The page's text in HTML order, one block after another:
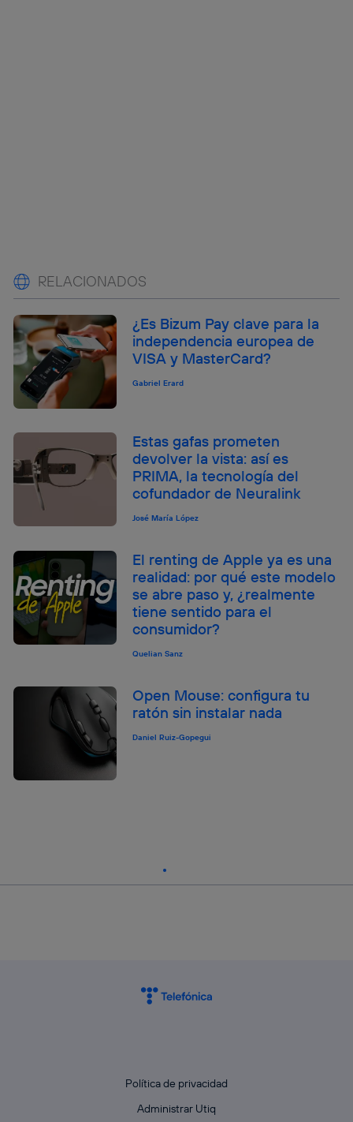
RELACIONADOS
¿Es Bizum Pay clave para la
independencia europea de
VISA y MasterCard?
Gabriel Erard
Estas gafas prometen
devolver la vista: así es
PRIMA, la tecnología del
cofundador de Neuralink
José María López
El renting de Apple ya es una
realidad: por qué este modelo
se abre paso y, ¿realmente
tiene sentido para el
consumidor?
Quelian Sanz
Open Mouse: configura tu
ratón sin instalar nada
Daniel Ruiz-Gopegui
Política de privacidad
Administrar Utiq